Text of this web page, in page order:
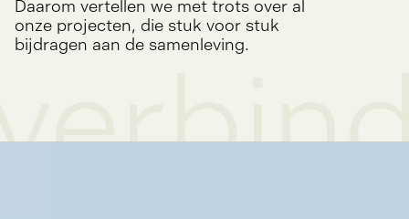
Daarom vertellen we met trots over al
onze projecten, die stuk voor stuk
bijdragen aan de samenleving.